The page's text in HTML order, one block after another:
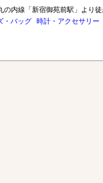
の内線「新宿御苑前駅」より
・バッグ 時計・アクセサリー